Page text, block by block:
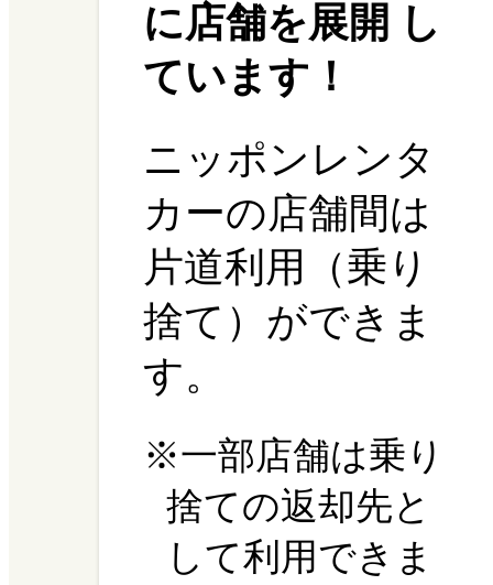
に店舗を展開 し
ています！
ニッポンレンタ
カーの店舗間は
片道利用（乗り
捨て）ができま
す。
※一部店舗は乗り
捨ての返却先と
して利用できま